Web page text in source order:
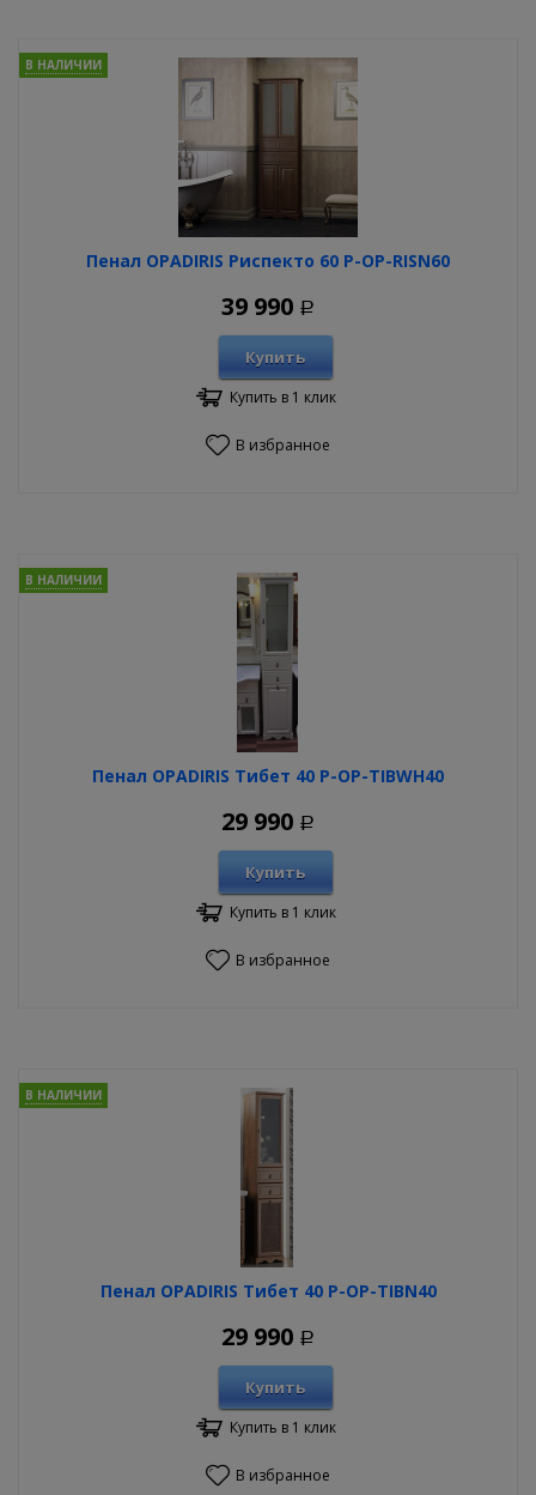
Пенал OPADIRIS Риспекто 60 P-OP-RISN60
В НАЛИЧИИ
39 990 Р
Купить
Купить в 1 клик
В избранное
Пенал OPADIRIS Тибет 40 P-OP-TIBWH40
В НАЛИЧИИ
29 990 Р
Купить
Купить в 1 клик
В избранное
Пенал OPADIRIS Тибет 40 P-OP-TIBN40
В НАЛИЧИИ
29 990 Р
Купить
Купить в 1 клик
В избранное